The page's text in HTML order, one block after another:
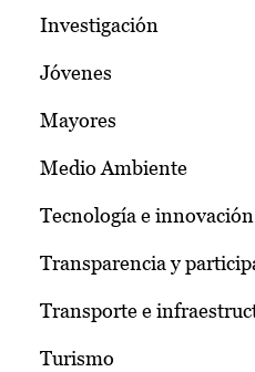
Investigación
Jóvenes
Mayores
Medio Ambiente
Tecnología e innovación
Transparencia y
Transporte e
Turismo